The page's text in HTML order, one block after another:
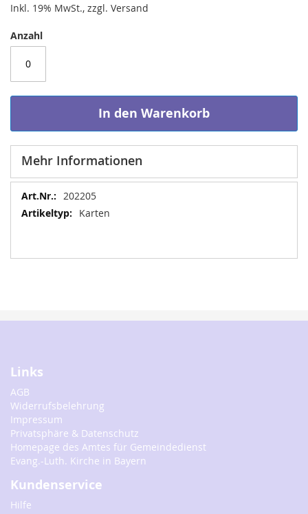
Inkl. 19% MwSt., zzgl. Versand
Anzahl
In den Warenkorb
Mehr Informationen
Mehr
Informationen
202205
Karten
Links
AGB
Widerrufsbelehrung
Impressum
Privatsphäre & Datenschutz
Homepage des Amtes für Gemeindedienst
Evang.-Luth. Kirche in Bayern
Kundenservice
Hilfe